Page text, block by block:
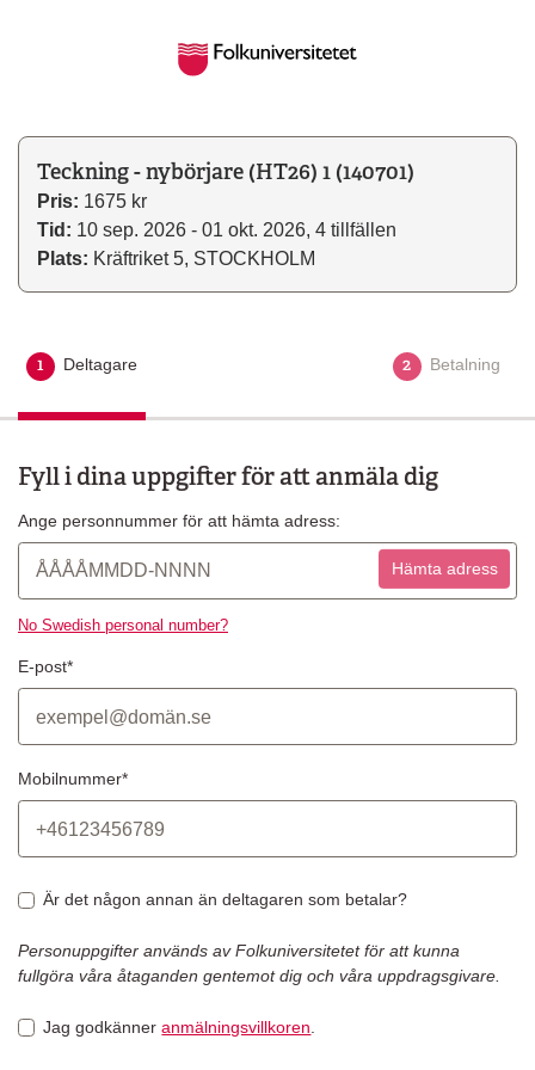
Teckning - nybörjare (HT26) 1 (140701)
Pris: 1675 kr
Tid: 10 sep. 2026 - 01 okt. 2026, 4 tillfällen
Plats: Kräftriket 5, STOCKHOLM
1 Aktuellt steg
Deltagare 2 Betalning
Fyll i dina uppgifter för att anmäla dig
Ange personnummer för att hämta adress:
Hämta adress
No Swedish personal number?
E-post*
Mobilnummer*
Är det någon annan än deltagaren som betalar?
Personuppgifter används av Folkuniversitetet för att kunna
fullgöra våra åtaganden gentemot dig och våra uppdragsgivare.
Jag godkänneranmälningsvillkoren